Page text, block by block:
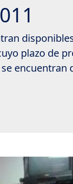
plazo de
encuentran